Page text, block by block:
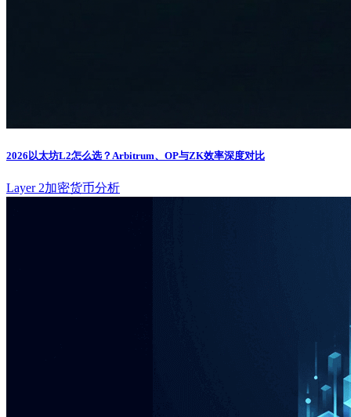
2026以太坊L2怎么选？Arbitrum、OP与ZK效率深度对比
Layer 2加密货币分析